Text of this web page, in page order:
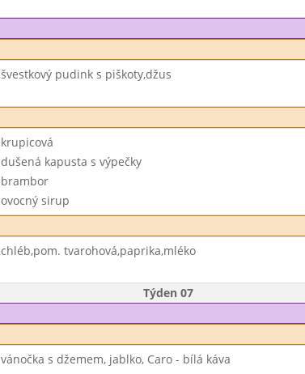
švestkový pudink s piškoty,džus
krupicová
dušená kapusta s výpečky
brambor
ovocný sirup
chléb,pom. tvarohová,paprika,mléko
Týden 07
vánočka s džemem, jablko, Caro - bílá káva